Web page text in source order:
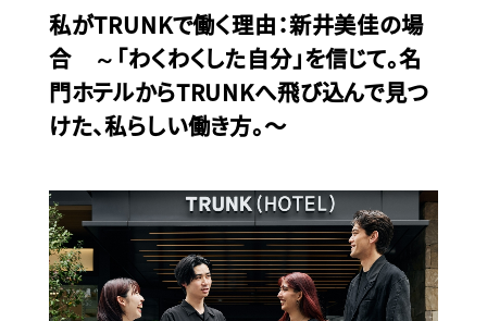
私がTRUNKで働く理由：新井美佳の場
合 ～「わくわくした自分」を信じて。名
門ホテルからTRUNKへ飛び込んで見つ
けた、私らしい働き方。〜